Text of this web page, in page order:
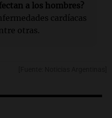
a los hombres?
cardíacas
otras.